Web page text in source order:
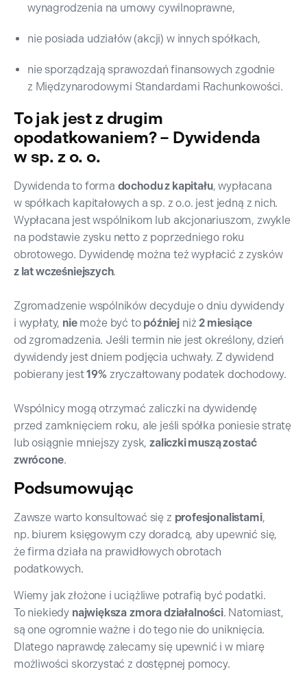
wynagrodzenia na umowy cywilnoprawne,
nie posiada udziałów (akcji) w innych spółkach,
nie sporządzają sprawozdań finansowych zgodnie
z Międzynarodowymi Standardami Rachunkowości.
To jak jest z drugim
opodatkowaniem? – Dywidenda
w sp. z o. o.
Dywidenda to forma dochodu z kapitału, wypłacana
w spółkach kapitałowych a sp. z o.o. jest jedną z nich.
Wypłacana jest wspólnikom lub akcjonariuszom, zwykle
na podstawie zysku netto z poprzedniego roku
obrotowego. Dywidendę można też wypłacić z zysków
z lat wcześniejszych.
Zgromadzenie wspólników decyduje o dniu dywidendy
i wypłaty, niemoże być to później niż 2 miesiące
od zgromadzenia. Jeśli termin nie jest określony, dzień
dywidendy jest dniem podjęcia uchwały. Z dywidend
pobierany jest19%zryczałtowany podatek dochodowy.
Wspólnicy mogą otrzymać zaliczki na dywidendę
przed zamknięciem roku, ale jeśli spółka poniesie stratę
lub osiągnie mniejszy zysk,zaliczki muszą zostać
zwrócone.
Podsumowując
Zawsze warto konsultować się z profesjonalistami,
np. biurem księgowym czy doradcą, aby upewnić się,
że firma działa na prawidłowych obrotach
podatkowych.
Wiemy jak złożone i uciążliwe potrafią być podatki.
To niekiedy największa zmora działalności. Natomiast,
są one ogromnie ważne i do tego nie do uniknięcia.
Dlatego naprawdę zalecamy się upewnić i w miarę
możliwości skorzystać z dostępnej pomocy.